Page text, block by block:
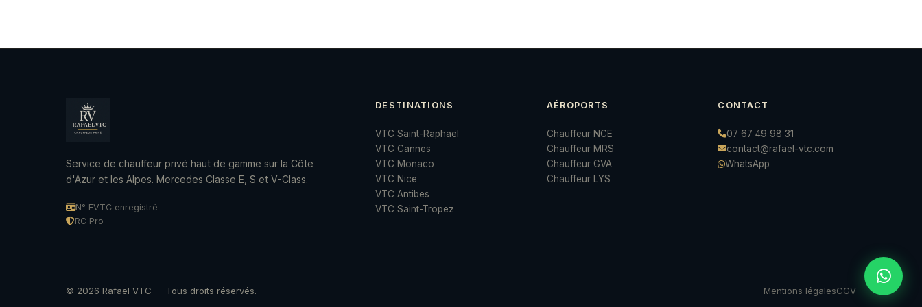
Service de chauffeur privé haut de gamme sur la Côte
d'Azur et les Alpes. Mercedes Classe E, S et V-Class.
N° EVTC enregistré
RC Pro
DESTINATIONS
VTC Saint-Raphaël
VTC Cannes
VTC Monaco
VTC Nice
VTC Antibes
VTC Saint-Tropez
AÉROPORTS
Chauffeur NCE
Chauffeur MRS
Chauffeur GVA
Chauffeur LYS
CONTACT
07 67 49 98 31
contact@rafael-vtc.com
WhatsApp
© 2026 Rafael VTC — Tous droits réservés. Mentions légalesCGV